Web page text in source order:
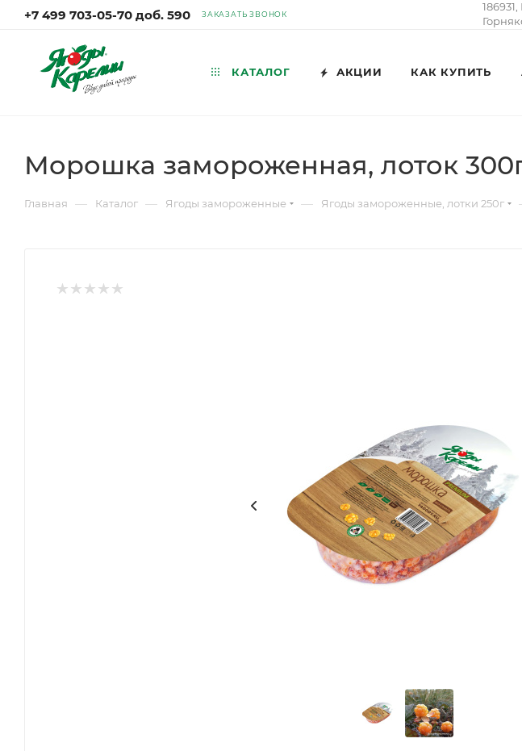
+7 499 703-05-70 доб. 590 ЗАКАЗАТЬ ЗВОНОК
КАТАЛОГ АКЦИИ КАК КУПИТЬ
Морошка замороженная, лоток
Главная — Каталог — Ягоды замороженные — Ягоды замороженные, лотки 250г